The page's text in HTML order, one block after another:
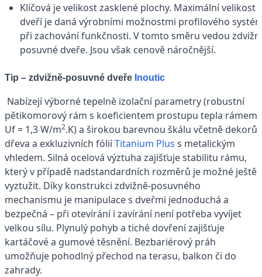
Klíčová je velikost zasklené plochy. Maximální velikost
dveří je daná výrobními možnostmi profilového
při zachování funkčnosti. V tomto směru vedou
posuvné dveře. Jsou však cenově náročnější.
Tip – zdvižně-posuvné dveře Inoutic
Nabízejí výborné tepelně izolační parametry (robustní
pětikomorový rám s koeficientem prostupu tepla rámem
Uf = 1,3 W/m2.K) a širokou barevnou škálu včetně dekorů
dřeva a exkluzivních fóliíTitanium Plus s metalickým
vhledem. Silná ocelová výztuha zajišťuje stabilitu rámu,
který v případě nadstandardních rozměrů je možné ještě
vyztužit. Díky konstrukci zdvižně-posuvného
mechanismu je manipulace s dveřmi jednoduchá a
bezpečná – při otevírání i zavírání není potřeba vyvíjet
velkou sílu. Plynulý pohyb a tiché dovření zajišťuje
kartáčové a gumové těsnění. Bezbariérový práh
umožňuje pohodlný přechod na terasu, balkon či do
zahrady.